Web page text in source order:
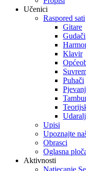
Učenici
Raspored sati
Gitare
Gudači
Klavir
Puhači
Upisi
Upoznajte
Obrasci
Oglasna
Aktivnosti
Natjecanje